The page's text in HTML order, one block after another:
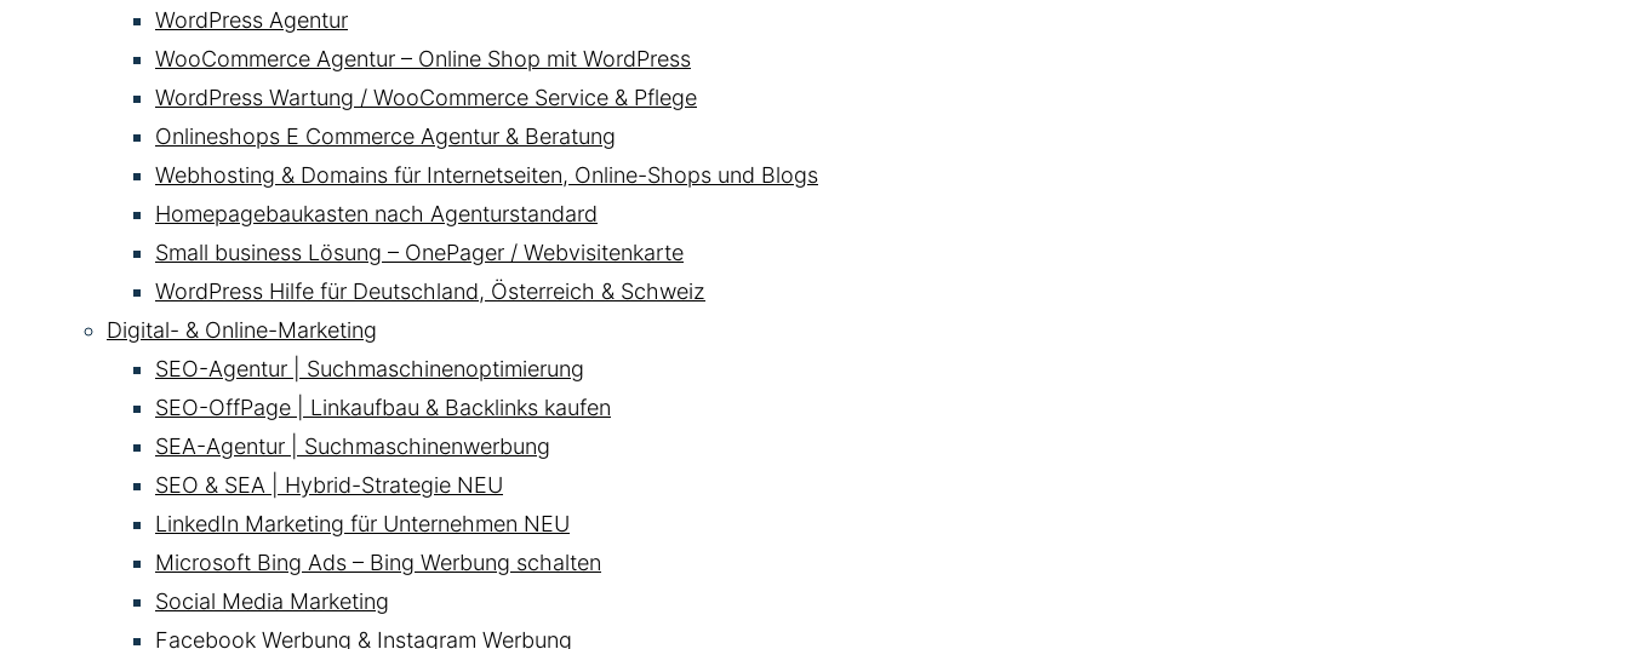
WordPress Agentur
WooCommerce Agentur – Online Shop mit WordPress
WordPress Wartung / WooCommerce Service & Pflege
Onlineshops E Commerce Agentur & Beratung
Webhosting & Domains für Internetseiten, Online-Shops und Blogs
Homepagebaukasten nach Agenturstandard
Small business Lösung – OnePager / Webvisitenkarte
WordPress Hilfe für Deutschland, Österreich & Schweiz
Digital- & Online-Marketing
SEO-Agentur | Suchmaschinenoptimierung
SEO-OffPage | Linkaufbau & Backlinks kaufen
SEA-Agentur | Suchmaschinenwerbung
SEO & SEA | Hybrid-Strategie NEU
LinkedIn Marketing für Unternehmen NEU
Microsoft Bing Ads – Bing Werbung schalten
Social Media Marketing
Facebook Werbung & Instagram Werbung